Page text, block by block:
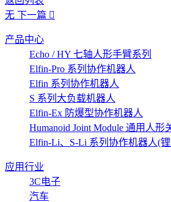
无 下一篇
产品中心
Echo / HY 七轴人形手臂系列
Elfin-Pro 系列协作机器人
Elfin 系列协作机器人
S 系列大负载机器人
Elfin-Ex 防爆型协作机器人
Humanoid Joint Module 通用人形
Elfin-Li、S-Li 系列协作机器人(
应用行业
3C电子
汽车